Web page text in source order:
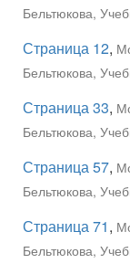
Бельтюкова,
Страница 12,
Бельтюкова,
Страница 33,
Бельтюкова,
Страница 57,
Бельтюкова,
Страница 71,
Бельтюкова,